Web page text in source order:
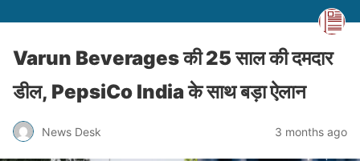
Varun Beverages की 25 साल की दमदार
डील, PepsiCo India के साथ बड़ा ऐलान
News Desk 3 months ago